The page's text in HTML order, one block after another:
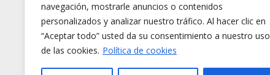
navegación, mostrarle anuncios o contenidos
personalizados y analizar nuestro tráfico. Al hacer clic en
“Aceptar todo” usted da su consentimiento a nuestro uso
de las cookies. Política de cookies